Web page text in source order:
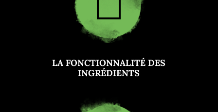
LA FONCTIONNALITÉ DES
INGRÉDIENTS